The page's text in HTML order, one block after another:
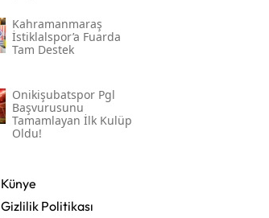
Kahramanmaraş
İstiklalspor’a Fuarda
Tam Destek
Onikişubatspor Pgl
Başvurusunu
Tamamlayan İlk Kulüp
Oldu!
Künye
Gizlilik Politikası